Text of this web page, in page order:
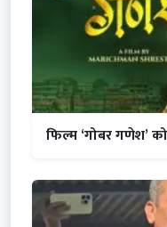
फिल्म ‘गोबर गणेश’ को